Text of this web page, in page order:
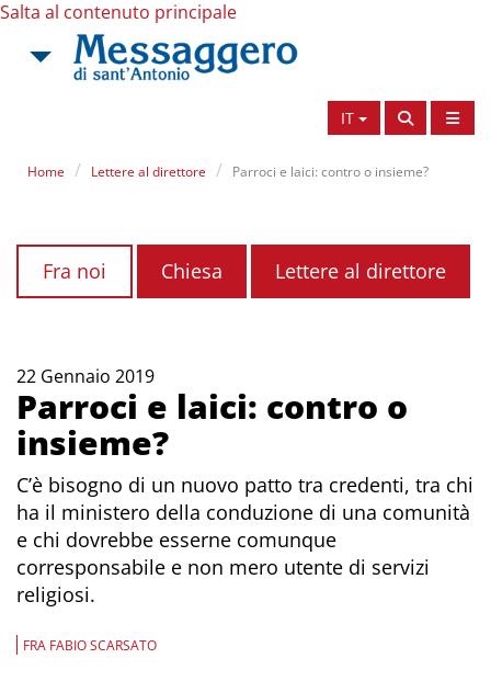
Salta al contenuto principale
IT
Home Lettere al direttore Parroci e laici: contro o insieme?
Fra noi Chiesa Lettere al direttore
22 Gennaio 2019
Parroci e laici: contro o
insieme?
C’è bisogno di un nuovo patto tra credenti, tra chi
ha il ministero della conduzione di una comunità
e chi dovrebbe esserne comunque
corresponsabile e non mero utente di servizi
religiosi.
FRA FABIO SCARSATO